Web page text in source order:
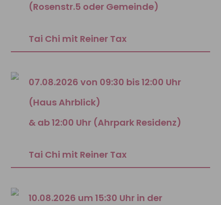
(Rosenstr.5 oder Gemeinde)
Tai Chi mit Reiner Tax
07.08.2026 von 09:30 bis 12:00 Uhr
(Haus Ahrblick)
& ab 12:00 Uhr (Ahrpark Residenz)
Tai Chi mit Reiner Tax
10.08.2026 um 15:30 Uhr in der